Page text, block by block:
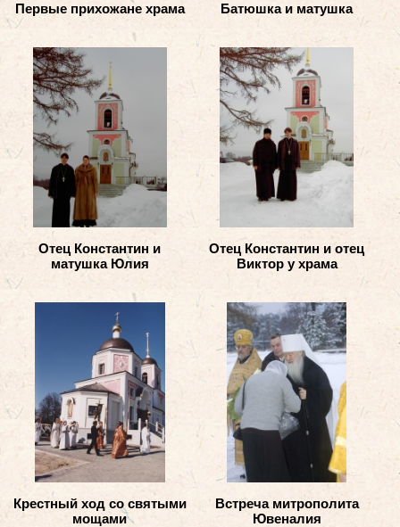
Первые прихожане храма Батюшка и матушка
Отец Константин и
матушка Юлия
Отец Константин и отец
Виктор у храма
Крестный ход со святыми
мощами
Встреча митрополита
Ювеналия